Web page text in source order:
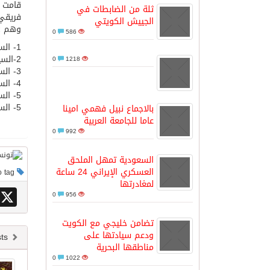
مدينة الملك سلمان للطاقة
كسوة الكعبة تعتلي البيت العتيق
“سبيس إكس” تطلق 24 قمرًا صناعيًا جديدًا إلى الفضاء
ثلة من الضابطات في
الجييش الكويتي
586
1218
بالاجماع نبيل فهمي امينا
عاما للجامعة العربية
992
السعودية تمهل الملحق
العسكري الإيراني 24 ساعة
لمغادرتها
956
تضامن خليجي مع الكويت
ودعم سيادتها على
مناطقها البحرية
1022
قامت
وهم
1- السيد/ عواز طرابلسي (تونس) حكم ساحة
2-السيد/بشير حساني (تونس) مساعد أول
3- السيد/عزوز جلول (تونس) مساعد ثاني
4- السيد/جمال أمبيا (ليبيا) حكم رابع
5- السيد/ محمد فودة (السعودية) مراقب الحكام
5- السيد/ فاروق سرية (سوريا) مراقب المباراة
X